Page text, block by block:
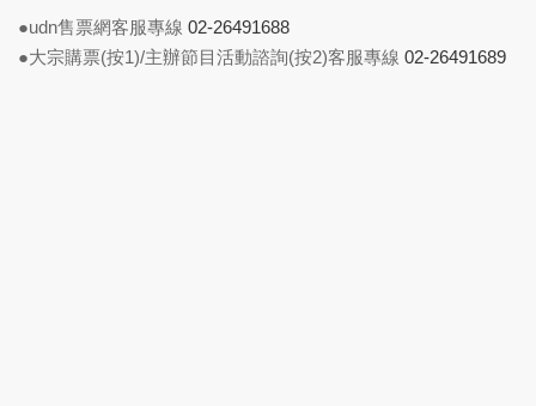
●udn售票網客服專線 02-26491688
●大宗購票(按1)/主辦節目活動諮詢(按2)客服專線 02-26491689